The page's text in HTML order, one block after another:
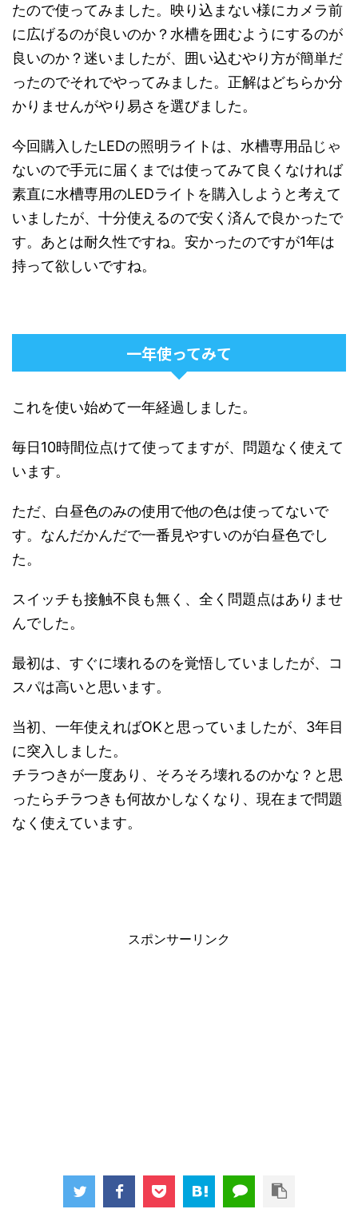
たので使ってみました。映り込まない様にカメラ前
に広げるのが良いのか？水槽を囲むようにするのが
良いのか？迷いましたが、囲い込むやり方が簡単だ
ったのでそれでやってみました。正解はどちらか分
かりませんがやり易さを選びました。
今回購入したLEDの照明ライトは、水槽専用品じゃ
ないので手元に届くまでは使ってみて良くなければ
素直に水槽専用のLEDライトを購入しようと考えて
いましたが、十分使えるので安く済んで良かったで
す。あとは耐久性ですね。安かったのですが1年は
持って欲しいですね。
一年使ってみて
これを使い始めて一年経過しました。
毎日10時間位点けて使ってますが、問題なく使えて
います。
ただ、白昼色のみの使用で他の色は使ってないで
す。なんだかんだで一番見やすいのが白昼色でし
た。
スイッチも接触不良も無く、全く問題点はありませ
んでした。
最初は、すぐに壊れるのを覚悟していましたが、コ
スパは高いと思います。
当初、一年使えればOKと思っていましたが、3年目
に突入しました。
チラつきが一度あり、そろそろ壊れるのかな？と思
ったらチラつきも何故かしなくなり、現在まで問題
なく使えています。
スポンサーリンク